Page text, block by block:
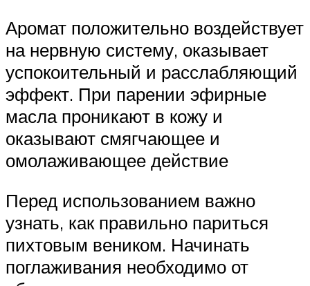
Аромат положительно воздействует
на нервную систему, оказывает
успокоительный и расслабляющий
эффект. При парении эфирные
масла проникают в кожу и
оказывают смягчающее и
омолаживающее действие
Перед использованием важно
узнать, как правильно париться
пихтовым веником. Начинать
поглаживания необходимо от